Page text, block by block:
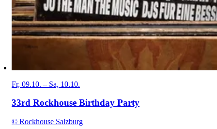
Fr, 09.10. – Sa, 10.10.
33rd Rockhouse Birthday Party
© Rockhouse Salzburg